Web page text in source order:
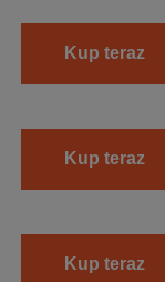
Kup teraz
Kup teraz
Kup teraz